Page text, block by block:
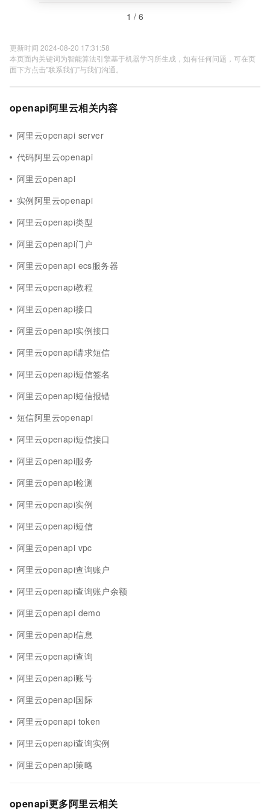
1 / 6
更新时间 2024-08-20 17:31:58
本页面内关键词为智能算法引擎基于机器学习所生成，如有任何问题，可在页
面下方点击"联系我们"与我们沟通。
openapi阿里云相关内容
阿里云openapi server
代码阿里云openapi
阿里云openapi
实例阿里云openapi
阿里云openapi类型
阿里云openapi门户
阿里云openapi ecs服务器
阿里云openapi教程
阿里云openapi接口
阿里云openapi实例接口
阿里云openapi请求短信
阿里云openapi短信签名
阿里云openapi短信报错
短信阿里云openapi
阿里云openapi短信接口
阿里云openapi服务
阿里云openapi检测
阿里云openapi实例
阿里云openapi短信
阿里云openapi vpc
阿里云openapi查询账户
阿里云openapi查询账户余额
阿里云openapi demo
阿里云openapi信息
阿里云openapi查询
阿里云openapi账号
阿里云openapi国际
阿里云openapi token
阿里云openapi查询实例
阿里云openapi策略
openapi更多阿里云相关